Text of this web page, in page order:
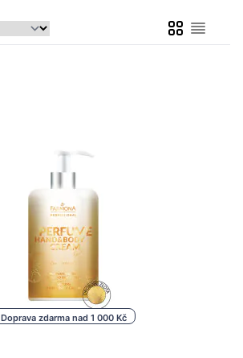
MřížkaSeznam
Doprava zdarma nad 1 000 Kč